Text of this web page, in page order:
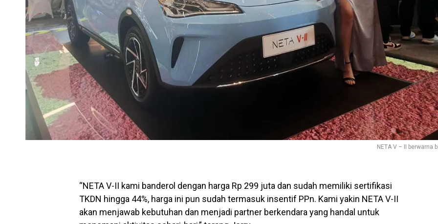
NETA V – II berwarna
“NETA V-II kami banderol dengan harga Rp 299 juta dan sudah memiliki sertifikasi
TKDN hingga 44%, harga ini pun sudah termasuk insentif PPn. Kami yakin NETA V-II
akan menjawab kebutuhan dan menjadi partner berkendara yang handal untuk